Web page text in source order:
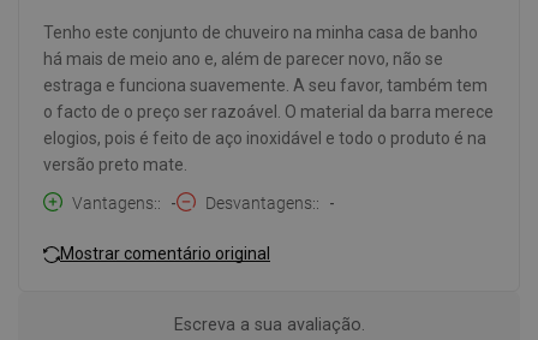
Tenho este conjunto de chuveiro na minha casa de banho
há mais de meio ano e, além de parecer novo, não se
estraga e funciona suavemente. A seu favor, também tem
o facto de o preço ser razoável. O material da barra merece
elogios, pois é feito de aço inoxidável e todo o produto é na
versão preto mate.
Vantagens:
- Desvantagens: -
Mostrar comentário original
Escreva a sua avaliação.